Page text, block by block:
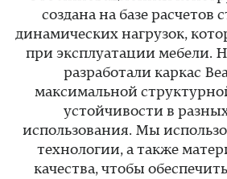
создана на базе расчетов
динамических нагрузок,
при эксплуатации мебели.
разработали каркас
максимальной
устойчивости в
использования. Мы
технологии, а также
качества, чтобы